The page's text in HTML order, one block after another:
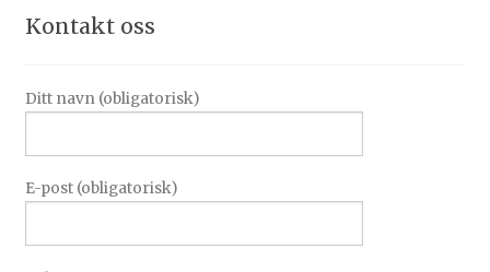
Kontakt oss
Ditt navn (obligatorisk)
E-post (obligatorisk)